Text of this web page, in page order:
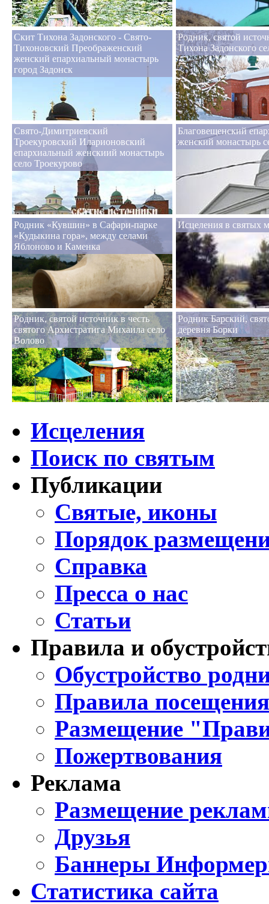
Скит Тихона Задонского - Свято-
Тихоновский Преображенский
женский епархиальный монастырь
город Задонск
Родник, святой
Тихона Задонского
Свято-Димитриевский
Троекуровский Иларионовский
епархиальный женскиий монастырь
село Троекурово
Благовещенский
женский монастырь
Родник «Кувшин» в Сафари-парке
«Кудыкина гора», между селами
Яблоново и Каменка
Исцеления в святых
Родник, святой источник в честь
святого Архистратига Михаила село
Волово
Родник Барский,
деревня Борки
Исцеления
Поиск по святым
Публикации
Святые, иконы
Порядок
Справка
Пресса о нас
Статьи
Правила и
Обустройство
Правила
Размещение
Пожертвования
Реклама
Размещение
Друзья
Баннеры
Статистика сайта